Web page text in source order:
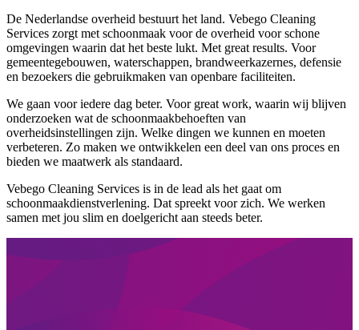
De Nederlandse overheid bestuurt het land. Vebego Cleaning
Services zorgt met schoonmaak voor de overheid voor schone
omgevingen waarin dat het beste lukt. Met great results. Voor
gemeentegebouwen, waterschappen, brandweerkazernes, defensie
en bezoekers die gebruikmaken van openbare faciliteiten.
We gaan voor iedere dag beter. Voor great work, waarin wij blijven
onderzoeken wat de schoonmaakbehoeften van
overheidsinstellingen zijn. Welke dingen we kunnen en moeten
verbeteren. Zo maken we ontwikkelen een deel van ons proces en
bieden we maatwerk als standaard.
Vebego Cleaning Services is in de lead als het gaat om
schoonmaakdienstverlening. Dat spreekt voor zich. We werken
samen met jou slim en doelgericht aan steeds beter.